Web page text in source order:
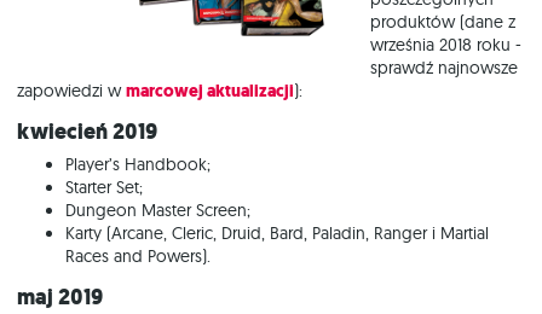
produktów (dane z
września 2018 roku -
sprawdź najnowsze
zapowiedzi wmarcowej aktualizacji):
kwiecień 2019
Player’s Handbook;
Starter Set;
Dungeon Master Screen;
Karty (Arcane, Cleric, Druid, Bard, Paladin, Ranger i Martial
Races and Powers).
maj 2019